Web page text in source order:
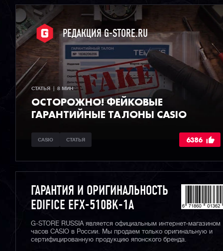
РЕДАКЦИЯ G-STORE.RU
СТАТЬЯ  |  8 МИН
ОСТОРОЖНО! ФЕЙКОВЫЕ
ГАРАНТИЙНЫЕ ТАЛОНЫ CASIO
CASIO СТАТЬЯ 6386
ГАРАНТИЯ И ОРИГИНАЛЬНОСТЬ
EDIFICE EFX-510BK-1A
G-STORE RUSSIA является официальным интернет-магазином
часов CASIO в России. Мы продаем только оригинальную и
сертифицированную продукцию японского бренда.